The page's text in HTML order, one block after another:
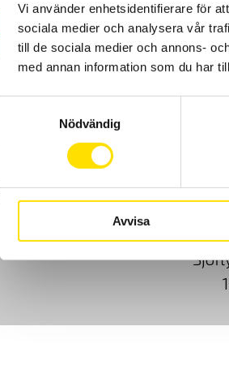
Vi använder enhetsidentifierare för
sociala medier och analysera vår
till de sociala medier och annons-
med annan information som du har
Nödvändig
Avvisa
Köpvillkor
CA